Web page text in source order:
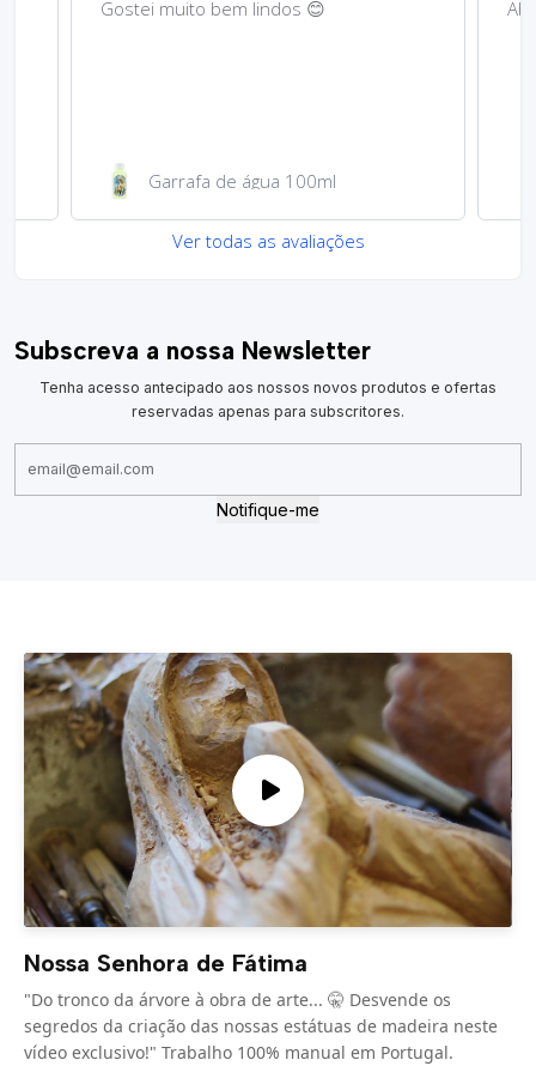
Gostei muito bem lindos 😊
Garrafa de água 100ml
Ver todas as avaliações
Subscreva a nossa Newsletter
Tenha acesso antecipado aos nossos novos produtos e ofertas
reservadas apenas para subscritores.
Notifique-me
Nossa Senhora de Fátima
"Do tronco da árvore à obra de arte... 🤫 Desvende os
segredos da criação das nossas estátuas de madeira neste
vídeo exclusivo!" Trabalho 100% manual em Portugal.